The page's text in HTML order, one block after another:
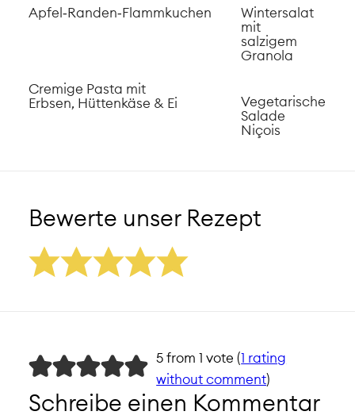
Apfel‑Randen‑Flammkuchen
Wintersalat
mit
salzigem
Granola
Cremige Pasta mit
Erbsen, Hüttenkäse & Ei
Vegetarische
Salade
Niçois
Bewerte unser Rezept
5 from 1 vote (1 rating
without comment)
Schreibe einen Kommentar